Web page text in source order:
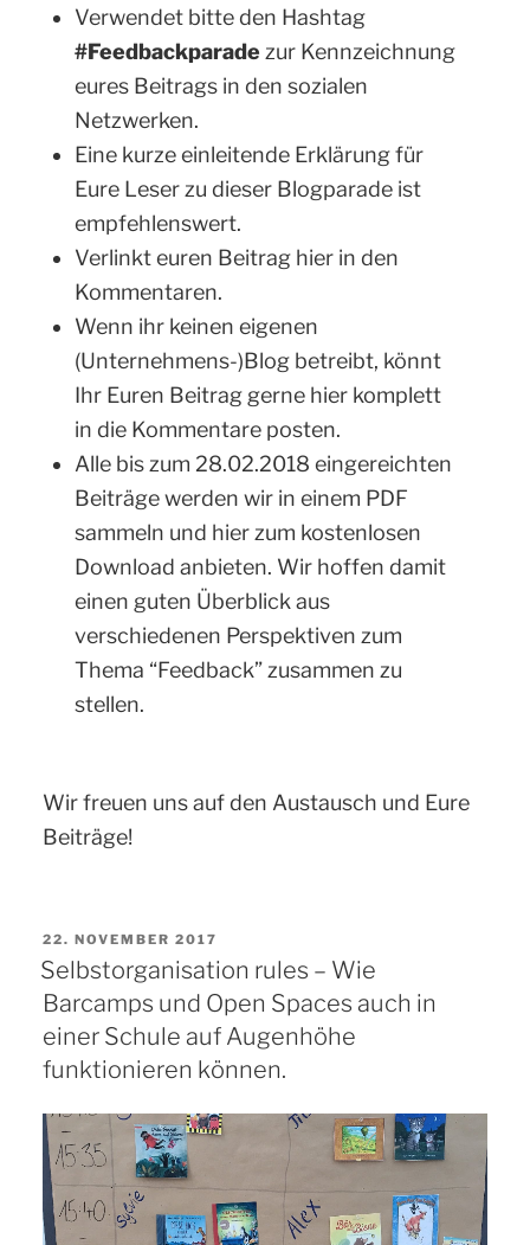
Verwendet bitte den Hashtag
#Feedbackparade zur Kennzeichnung
eures Beitrags in den sozialen
Netzwerken.
Eine kurze einleitende Erklärung für
Eure Leser zu dieser Blogparade ist
empfehlenswert.
Verlinkt euren Beitrag hier in den
Kommentaren.
Wenn ihr keinen eigenen
(Unternehmens-)Blog betreibt, könnt
Ihr Euren Beitrag gerne hier komplett
in die Kommentare posten.
Alle bis zum 28.02.2018 eingereichten
Beiträge werden wir in einem PDF
sammeln und hier zum kostenlosen
Download anbieten. Wir hoffen damit
einen guten Überblick aus
verschiedenen Perspektiven zum
Thema “Feedback” zusammen zu
stellen.
Wir freuen uns auf den Austausch und Eure
Beiträge!
VERÖFFENTLICHT
AM
22. NOVEMBER 2017
Selbstorganisation rules – Wie
Barcamps und Open Spaces auch in
einer Schule auf Augenhöhe
funktionieren können.